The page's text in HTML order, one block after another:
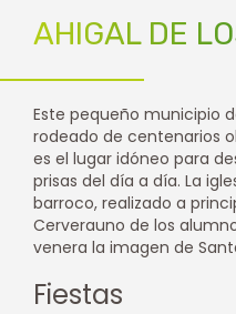
AHIGAL DE
Este pequeño municipio
rodeado de centenarios
es el lugar idóneo para
prisas del día a día. La
barroco, realizado a
Cerverauno de los
venera la imagen de
Fiestas